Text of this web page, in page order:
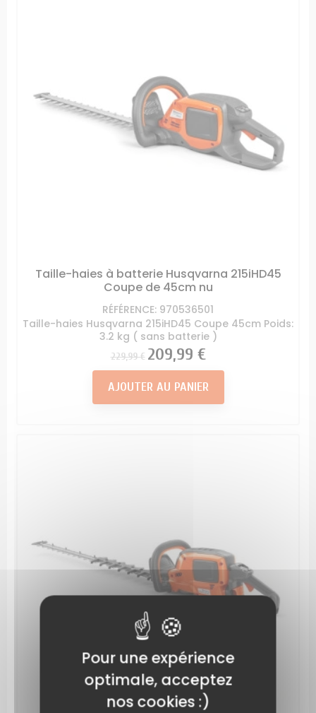
Taille-haies à batterie Husqvarna 215iHD45
Coupe de 45cm nu
RÉFÉRENCE: 970536501
Taille-haies Husqvarna 215iHD45 Coupe 45cm Poids:
3.2 kg ( sans batterie )
Prix
229,99 € Prix
209,99 €
AJOUTER AU PANIER
Pour une expérience
optimale, acceptez
nos cookies :)